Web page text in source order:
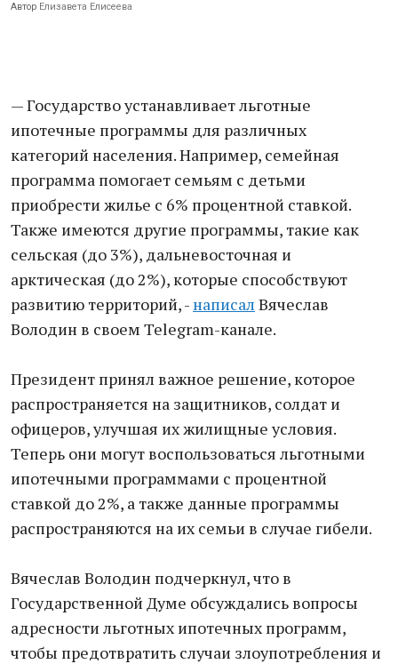
Автор Елизавета Елисеева
— Государство устанавливает льготные
ипотечные программы для различных
категорий населения. Например, семейная
программа помогает семьям с детьми
приобрести жилье с 6% процентной ставкой.
Также имеются другие программы, такие как
сельская (до 3%), дальневосточная и
арктическая (до 2%), которые способствуют
развитию территорий, - написал Вячеслав
Володин в своем Telegram-канале.
Президент принял важное решение, которое
распространяется на защитников, солдат и
офицеров, улучшая их жилищные условия.
Теперь они могут воспользоваться льготными
ипотечными программами с процентной
ставкой до 2%, а также данные программы
распространяются на их семьи в случае гибели.
Вячеслав Володин подчеркнул, что в
Государственной Думе обсуждались вопросы
адресности льготных ипотечных программ,
чтобы предотвратить случаи злоупотребления и